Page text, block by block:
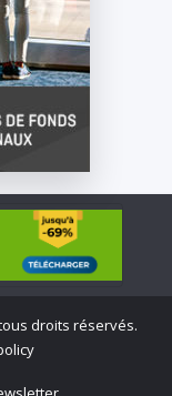
droits réservés.